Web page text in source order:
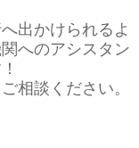
出かけられるよ
へのアシスタン
相談ください。